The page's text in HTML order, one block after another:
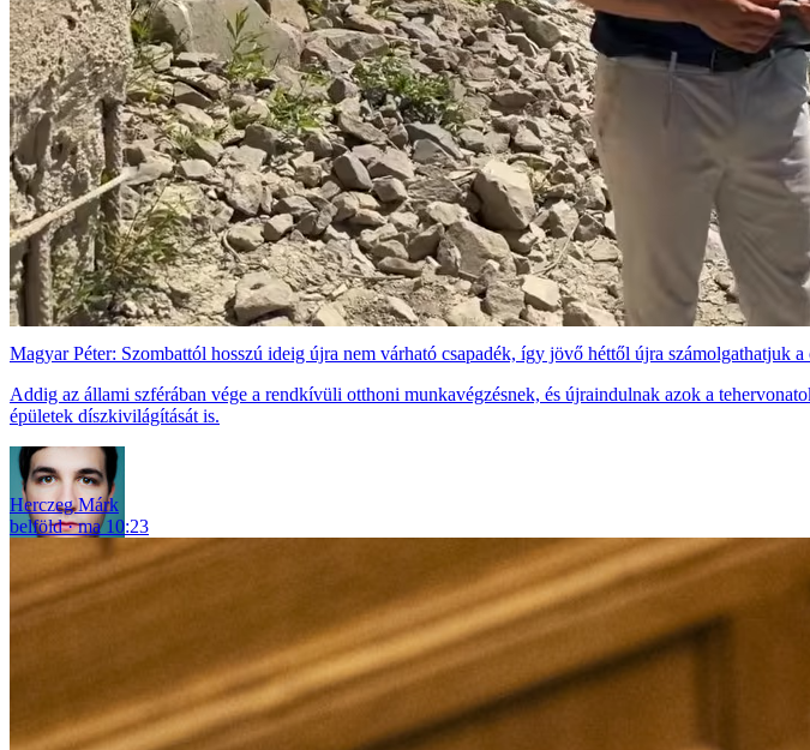
Magyar Péter: Szombattól hosszú ideig újra nem várható csapadék, így jövő héttől újra számolgathatjuk a
Addig az állami szférában vége a rendkívüli otthoni munkavégzésnek, és újraindulnak azok a
épületek díszkivilágítását is.
Herczeg Márk
belföld
ma 10:23